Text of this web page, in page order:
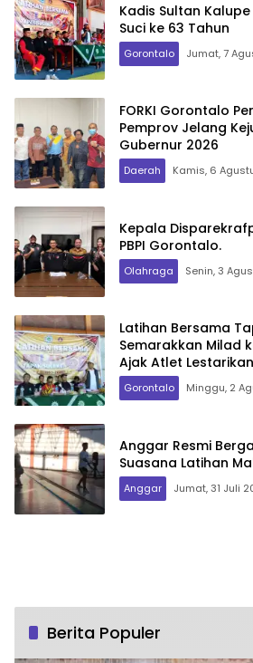
Kadis Sultan
Suci ke 63 Tahun
Gorontalo Jumat, 7
FORKI Gorontalo
Pemprov Jelang
Gubernur 2026
Daerah Kamis, 6
Kepala
PBPI Gorontalo.
Olahraga Senin, 3
Latihan Bersama
Semarakkan Milad
Ajak Atlet
Gorontalo Minggu, 2
Anggar Resmi
Suasana Latihan
Anggar Jumat, 31 Juli
Berita Populer